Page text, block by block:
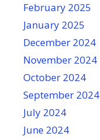
February 2025
January 2025
December 2024
November 2024
October 2024
September 2024
July 2024
June 2024